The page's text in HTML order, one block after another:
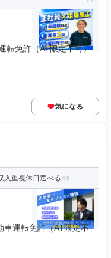
転免許（AT限定不可）
気になる
入重視休日選べる
車運転免許（AT限定不